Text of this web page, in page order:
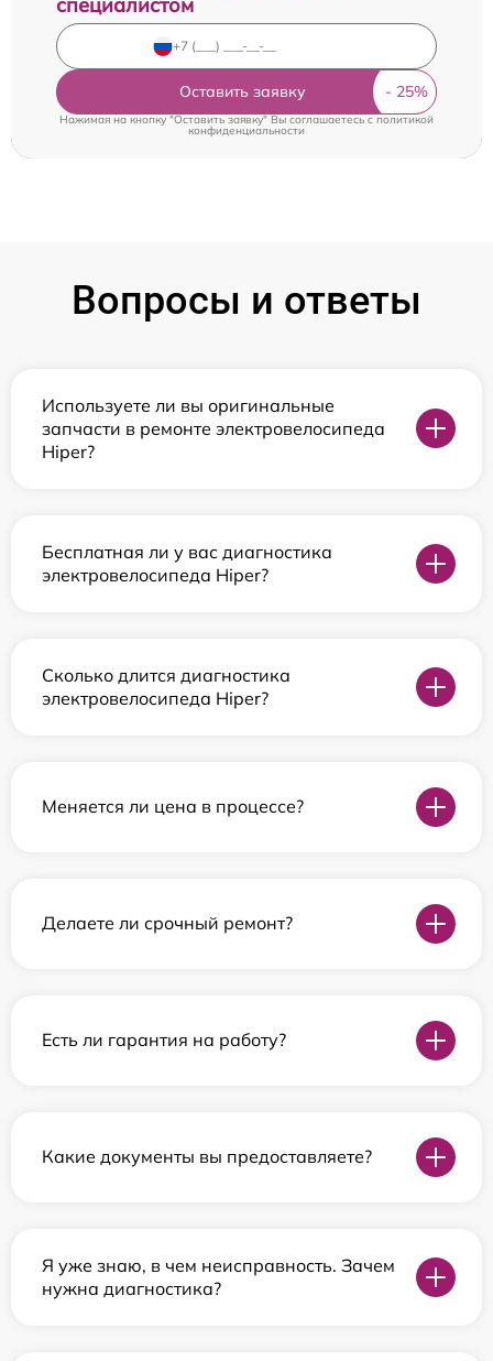
Оставить заявку
Нажимая на кнопку "Оставить заявку" Вы соглашаетесь cполитикой
конфиденциальности
Вопросы и ответы
Используете ли вы оригинальные
запчасти в ремонте электровелосипеда
Hiper?
Бесплатная ли у вас диагностика
электровелосипеда Hiper?
Сколько длится диагностика
электровелосипеда Hiper?
Меняется ли цена в процессе?
Делаете ли срочный ремонт?
Есть ли гарантия на работу?
Какие документы вы предоставляете?
Я уже знаю, в чем неисправность. Зачем
нужна диагностика?